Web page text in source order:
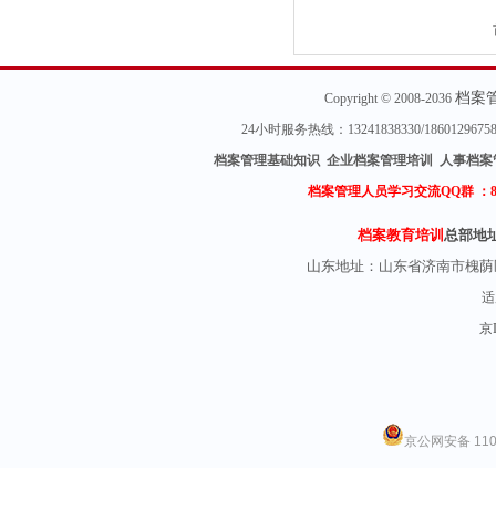
Copyright © 2008-2036 档案
24小时服务热线：13241838330/
档案管理基础知识 企业档案管理培训 人事档
档案管理人员学习交流QQ群 ：
档案教育培训总部地
山东地址： 山东省济南市槐
京
京公网安备